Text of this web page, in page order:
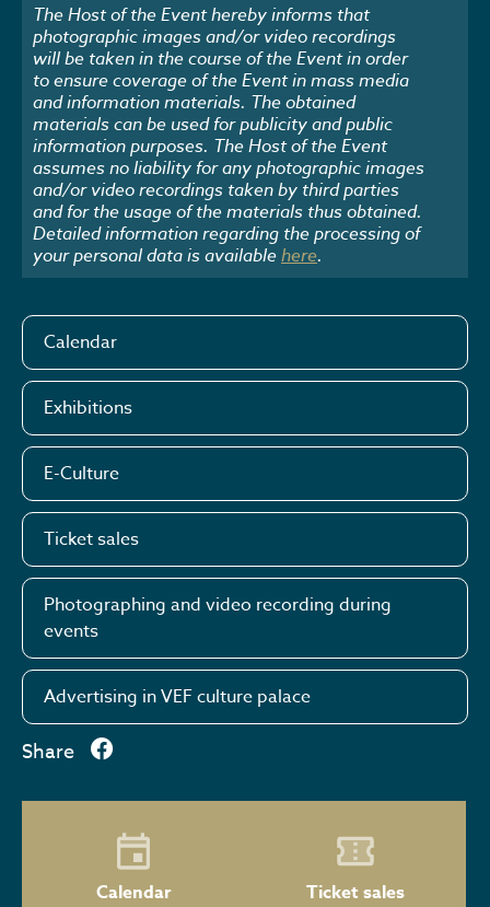
The Host of the Event hereby informs that
photographic images and/or video recordings
will be taken in the course of the Event in order
to ensure coverage of the Event in mass media
and information materials. The obtained
materials can be used for publicity and public
information purposes. The Host of the Event
assumes no liability for any photographic images
and/or video recordings taken by third parties
and for the usage of the materials thus obtained.
Detailed information regarding the processing of
your personal data is availablehere.
Calendar
Exhibitions
E-Culture
Ticket sales
Photographing and video recording during
events
Advertising in VEF culture palace
Share
Calendar Ticket sales